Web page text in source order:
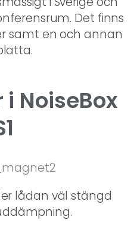
Det finns
samt en och annan
NoiseBox
lådan väl stängd